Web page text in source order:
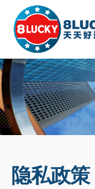
隐私政策